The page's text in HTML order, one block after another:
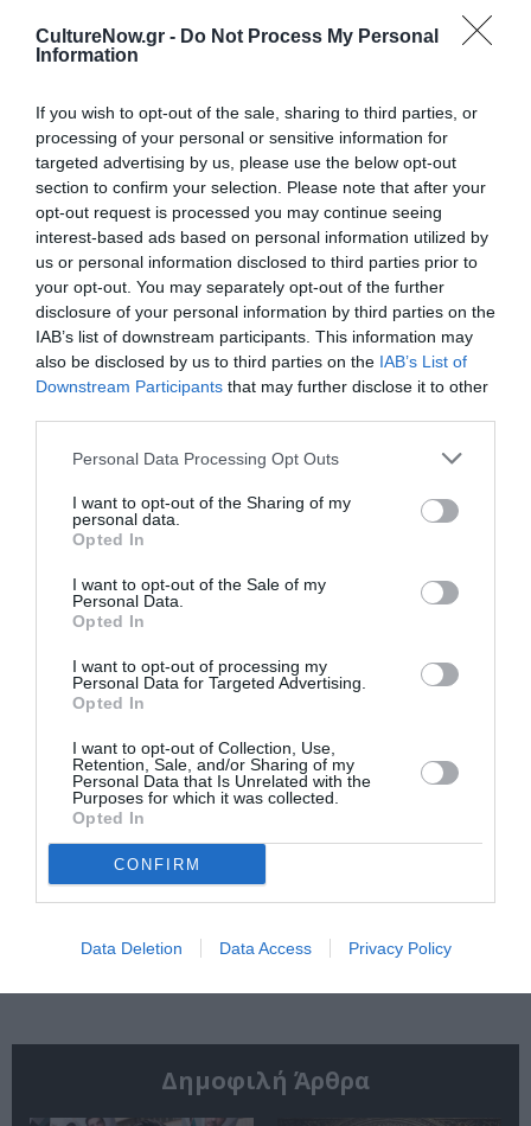
CultureNow.gr - Do Not Process My Personal
Information
If you wish to opt-out of the sale, sharing to third parties, or
processing of your personal or sensitive information for
targeted advertising by us, please use the below opt-out
section to confirm your selection. Please note that after your
opt-out request is processed you may continue seeing
interest-based ads based on personal information utilized by
us or personal information disclosed to third parties prior to
your opt-out. You may separately opt-out of the further
disclosure of your personal information by third parties on the
IAB’s list of downstream participants. This information may
also be disclosed by us to third parties on the IAB’s List of
Downstream Participants that may further disclose it to other
Personal Data Processing Opt Outs
I want to opt-out of the Sharing of my
personal data.
Opted In
I want to opt-out of the Sale of my
Personal Data.
Opted In
I want to opt-out of processing my
Personal Data for Targeted Advertising.
Opted In
I want to opt-out of Collection, Use,
Retention, Sale, and/or Sharing of my
Personal Data that Is Unrelated with the
Purposes for which it was collected.
Opted In
CONFIRM
Data Deletion Data Access Privacy Policy
Newsletter
Κάθε βδομάδα στο e-mail σας τα τελευταία νέα για
Ακολουθήστε το Culturenow.gr
Σχετικά Άρθρα
Αυτοβιογραφία
ενός πτώματος: Μια
συλλογή
Σιγκισμούντ
Κρζιζανόφσκι
Αντόνιο Πόρτσια –
Φωνές: Ένα βιβλίο
Φιλίπ Κολλέν – Ο
μπάρμαν του Ritz:
ιστορικό βιβλίο
– η Μαρία τα ήθελε
βιβλίο για γυναίκες
Δημοφιλή Άρθρα